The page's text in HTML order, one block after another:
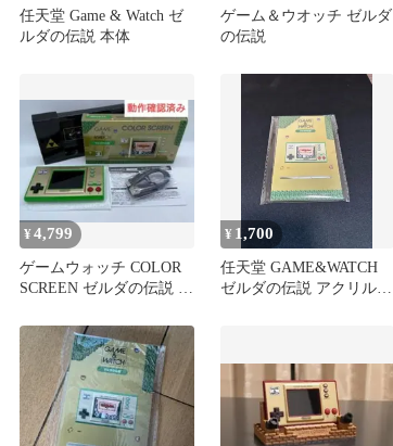
任天堂 Game & Watch ゼ
ルダの伝説 本体
ゲーム＆ウオッチ ゼルダ
の伝説
¥4,799
ゲームウォッチ COLOR
SCREEN ゼルダの伝説 本
¥ 1,700
任天堂 GAME&WATCH
ゼルダの伝説 アクリルス